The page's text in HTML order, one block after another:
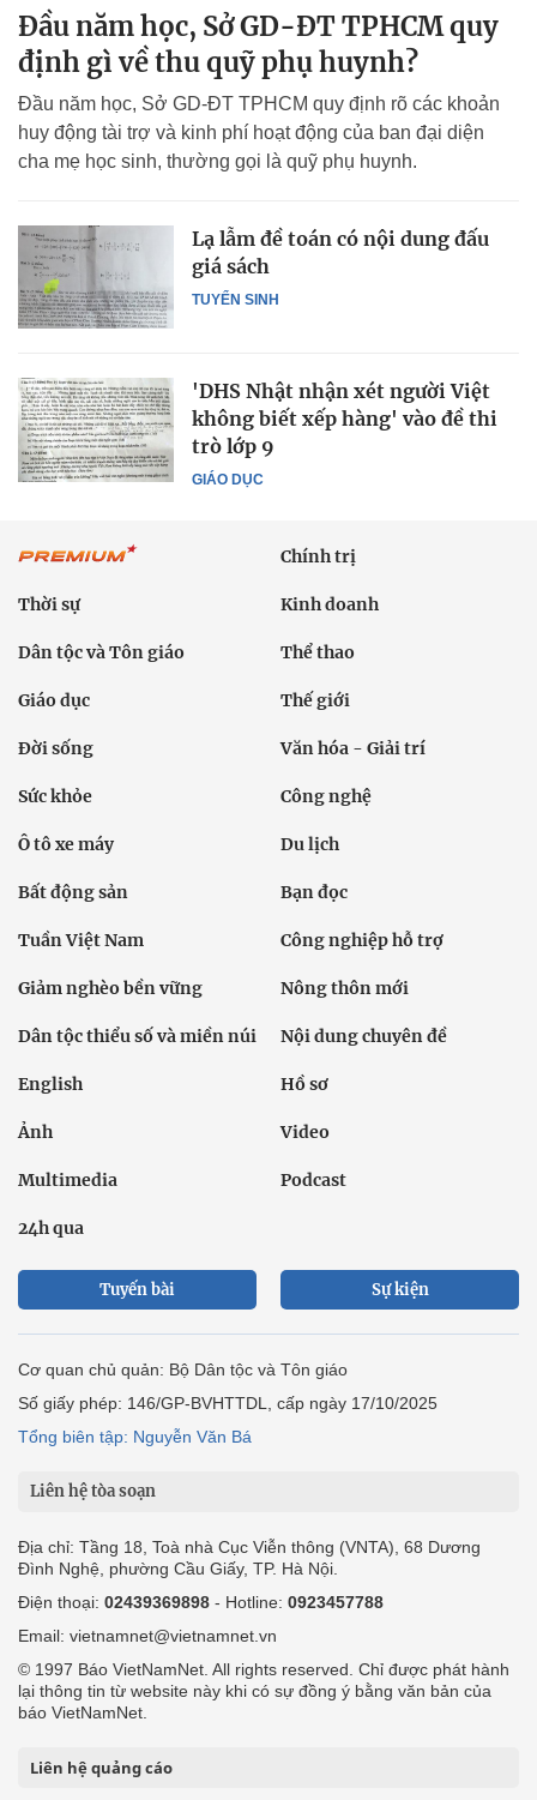
Đầu năm học, Sở GD-ĐT TPHCM quy
định gì về thu quỹ phụ huynh?
Đầu năm học, Sở GD-ĐT TPHCM quy định rõ các khoản
huy động tài trợ và kinh phí hoạt động của ban đại diện
cha mẹ học sinh, thường gọi là quỹ phụ huynh.
TUYỂN SINH
Lạ lẫm đề toán có nội dung đấu
giá sách
GIÁO DỤC
'DHS Nhật nhận xét người Việt
không biết xếp hàng' vào đề thi
trò lớp 9
Chính trị
Thời sự Kinh doanh
Dân tộc và Tôn giáo Thể thao
Giáo dục Thế giới
Đời sống Văn hóa - Giải trí
Sức khỏe Công nghệ
Ô tô xe máy Du lịch
Bất động sản Bạn đọc
Tuần Việt Nam Công nghiệp hỗ trợ
Giảm nghèo bền vững Nông thôn mới
Dân tộc thiểu số và miền núi Nội dung chuyên đề
English Hồ sơ
Ảnh Video
Multimedia Podcast
24h qua
Tuyến bài Sự kiện
Cơ quan chủ quản: Bộ Dân tộc và Tôn giáo
Số giấy phép: 146/GP-BVHTTDL, cấp ngày 17/10/2025
Tổng biên tập: Nguyễn Văn Bá
Liên hệ tòa soạn
Địa chỉ: Tầng 18, Toà nhà Cục Viễn thông (VNTA), 68 Dương
Đình Nghệ, phường Cầu Giấy, TP. Hà Nội.
Điện thoại: 02439369898 - Hotline: 0923457788
Email: vietnamnet@vietnamnet.vn
© 1997 Báo VietNamNet. All rights reserved. Chỉ được phát hành
lại thông tin từ website này khi có sự đồng ý bằng văn bản của
báo VietNamNet.
Liên hệ quảng cáo